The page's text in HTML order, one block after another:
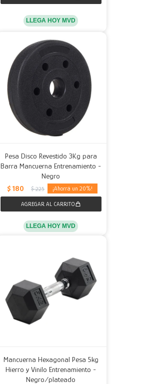
LLEGA HOY MVD
Pesa Disco Revestido 3Kg para
Barra Mancuerna Entrenamiento -
Negro
$ 180 $ 225 20
LLEGA HOY MVD
Mancuerna Hexagonal Pesa 5kg
Hierro y Vinilo Entrenamiento -
Negro/plateado